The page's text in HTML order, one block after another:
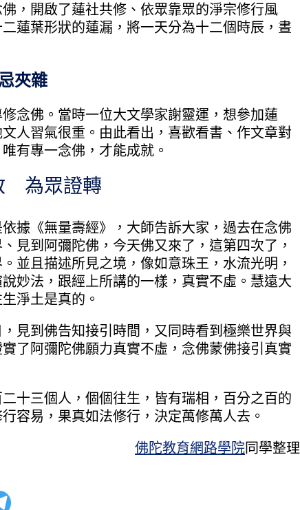
開啟了蓮社共修、依眾靠眾的淨宗修行風
蓮葉形狀的蓮漏，將一天分為十二個時辰，晝
夾雜
佛。當時一位大文學家謝靈運，想參加蓮
人習氣很重。由此看出，喜歡看書、作文章對
有專一念佛，才能成就。
為眾證轉
《無量壽經》，大師告訴大家，過去在念佛
見到阿彌陀佛，今天佛又來了，這第四次了，
並且描述所見之境，像如意珠王，水流光明，
妙法，跟經上所講的一樣，真實不虛。慧遠大
淨土是真的。
到佛告知接引時間，又同時看到極樂世界與
了阿彌陀佛願力真實不虛，念佛蒙佛接引真實
三個人，個個往生，皆有瑞相，百分之百的
容易，果真如法修行，決定萬修萬人去。
佛陀教育網路學院同學整理